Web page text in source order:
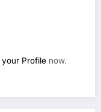
your Profile now.